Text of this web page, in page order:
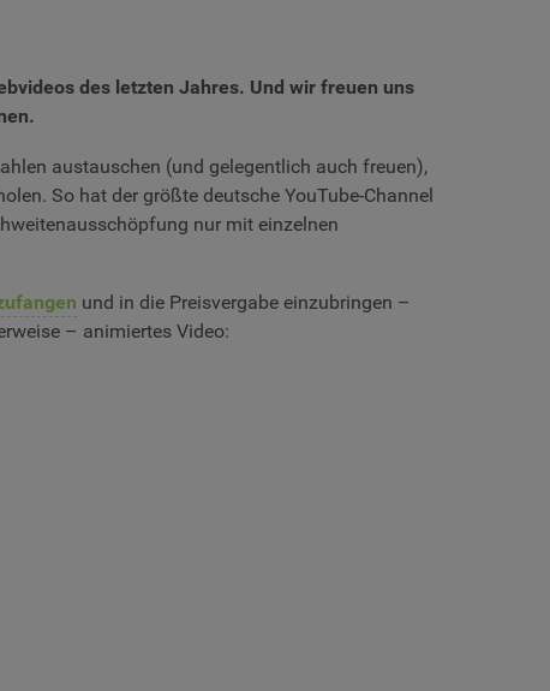
des letzten Jahres. Und wir freuen uns
austauschen (und gelegentlich auch freuen),
So hat der größte deutsche YouTube-Channel
nur mit einzelnen
und in die Preisvergabe einzubringen –
– animiertes Video: